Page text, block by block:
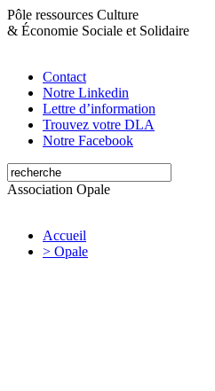
Pôle ressources Culture
& Économie Sociale et Solidaire
Contact
Notre Linkedin
Lettre d’information
Trouvez votre DLA
Notre Facebook
Association Opale
Accueil
> Opale